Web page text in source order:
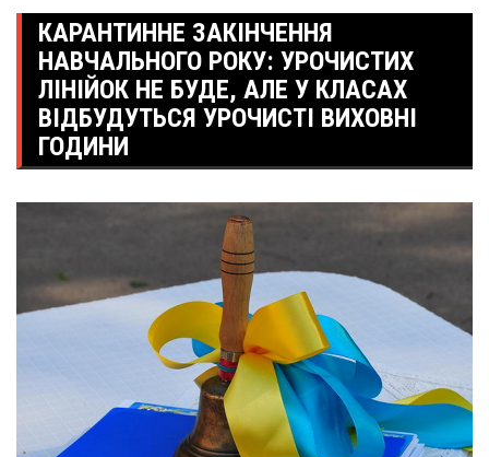
КАРАНТИННЕ ЗАКІНЧЕННЯ
НАВЧАЛЬНОГО РОКУ: УРОЧИСТИХ
ЛІНІЙОК НЕ БУДЕ, АЛЕ У КЛАСАХ
ВІДБУДУТЬСЯ УРОЧИСТІ ВИХОВНІ
ГОДИНИ